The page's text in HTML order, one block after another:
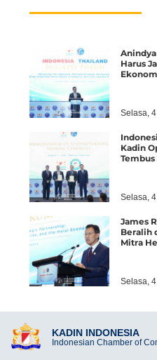
Harus
Selasa,
Kadin
Tembus
Selasa,
James
Beralih
Mitra
Selasa,
KADIN INDONESIA
Indonesian Chamber of